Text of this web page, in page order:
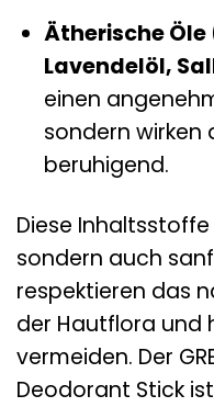
Ätherische Öle
Lavendelöl,
einen
sondern wirken
beruhigend.
Diese
sondern auch
respektieren das
der Hautflora und
vermeiden. Der
Deodorant Stick